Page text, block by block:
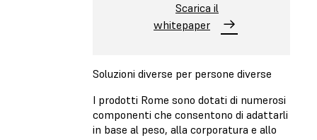
Scarica il
whitepaper
Soluzioni diverse per persone diverse
I prodotti Rome sono dotati di numerosi
componenti che consentono di adattarli
in base al peso, alla corporatura e allo